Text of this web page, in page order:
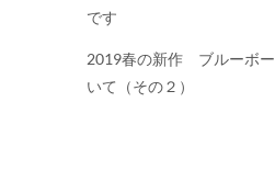
です
2019春の新作 ブルーボ
いて（その２）